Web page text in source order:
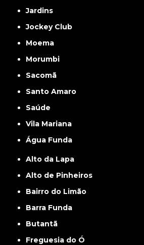
Jardins
Jockey Club
Moema
Morumbi
Sacomã
Santo Amaro
Saúde
Vila Mariana
Água Funda
Alto da Lapa
Alto de Pinheiros
Bairro do Limão
Barra Funda
Butantã
Freguesia do Ó